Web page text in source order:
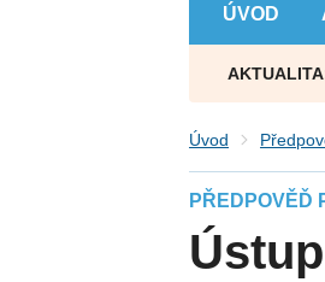
ÚVOD
Úvod
PŘEDPOVĚĎ
Ústup